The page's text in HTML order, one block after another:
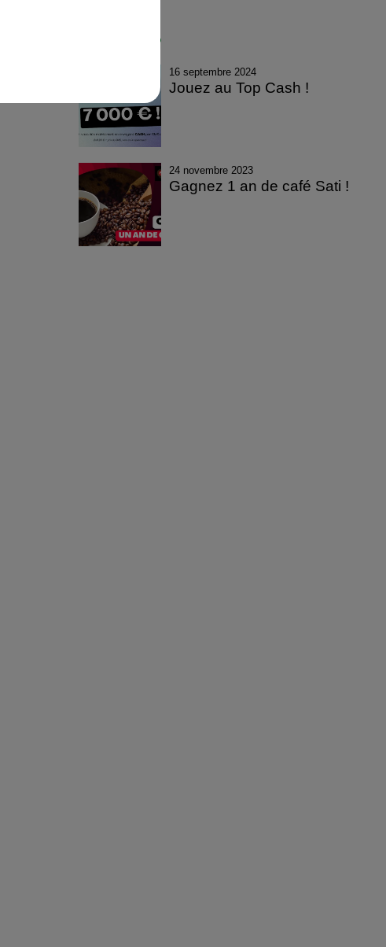
16 septembre 2024
Jouez au Top Cash !
24 novembre 2023
Gagnez 1 an de café Sati !